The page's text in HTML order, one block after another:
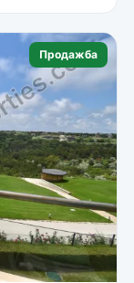
Продажба